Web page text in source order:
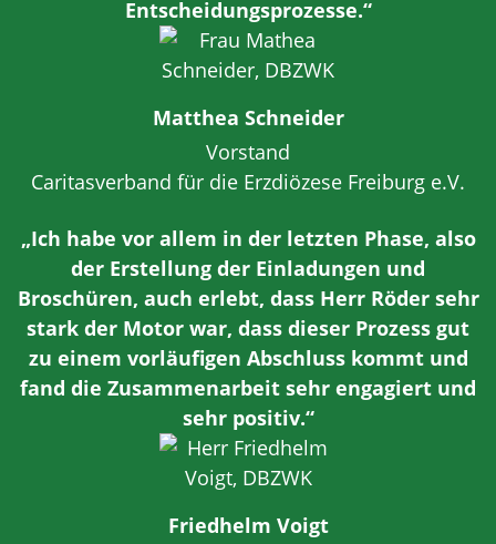
Entscheidungsprozesse.“
Matthea Schneider
Vorstand
Caritasverband für die Erzdiözese Freiburg e.V.
„Ich habe vor allem in der letzten Phase, also
der Erstellung der Einladungen und
Broschüren, auch erlebt, dass Herr Röder sehr
stark der Motor war, dass dieser Prozess gut
zu einem vorläufigen Abschluss kommt und
fand die Zusammenarbeit sehr engagiert und
sehr positiv.“
Friedhelm Voigt